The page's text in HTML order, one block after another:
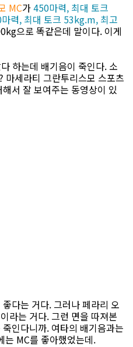
MC가450마력, 최대 토크
력, 최대 토크 53kg.m, 최고
으로 똑같은데 말이다. 이게
하는데 배기음이 죽인다. 소
마세라티 그란투리스모 스포츠
서 잘 보여주는 동영상이 있
다는 거다. 그러나 페라리 오
라는 거다. 그런 면을 따져본
인다니까. 여타의 배기음과는
는 MC를 좋아했었는데.